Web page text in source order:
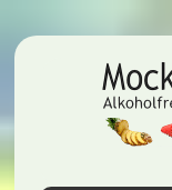
Hauptnavigation
Inhalt
Seitenspalte